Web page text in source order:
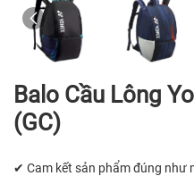
Balo Cầu Lông
(GC)
✔ Cam kết sản phẩm đúng như